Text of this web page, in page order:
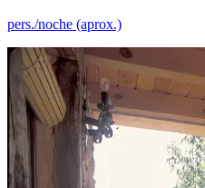
pers./noche (aprox.)